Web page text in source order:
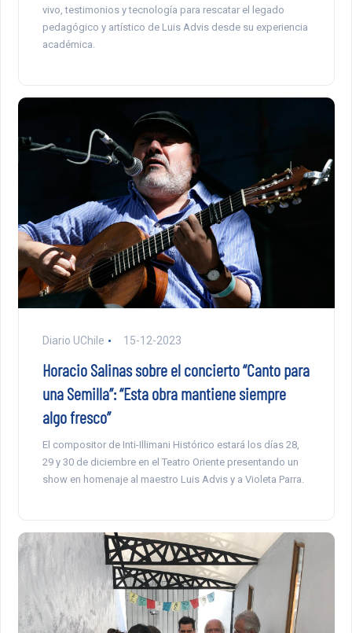
vivo, testimonios y tecnología para rescatar el legado
pedagógico y artístico de Luis Advis desde su experiencia
académica.
Diario UChile 15-12-2023
Horacio Salinas sobre el concierto “Canto para
una Semilla”: “Esta obra mantiene siempre
algo fresco”
El compositor de Inti-Illimani Histórico estará los días 28,
29 y 30 de diciembre en el Teatro Oriente presentando un
show en homenaje al maestro Luis Advis y a Violeta Parra.